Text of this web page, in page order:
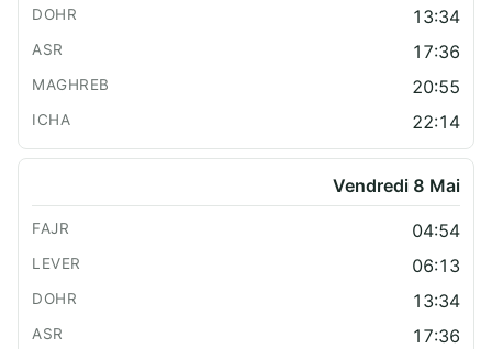
13:34
17:36
20:55
22:14
Vendredi 8 Mai
04:54
06:13
13:34
17:36